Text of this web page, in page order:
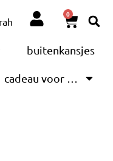
0
buitenkansjes
cadeau voor …